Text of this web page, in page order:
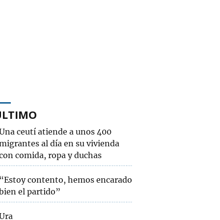
ceutí atiende a unos 400
al día en su vivienda
comida, ropa y duchas
“Estoy contento, hemos encarado
el partido”